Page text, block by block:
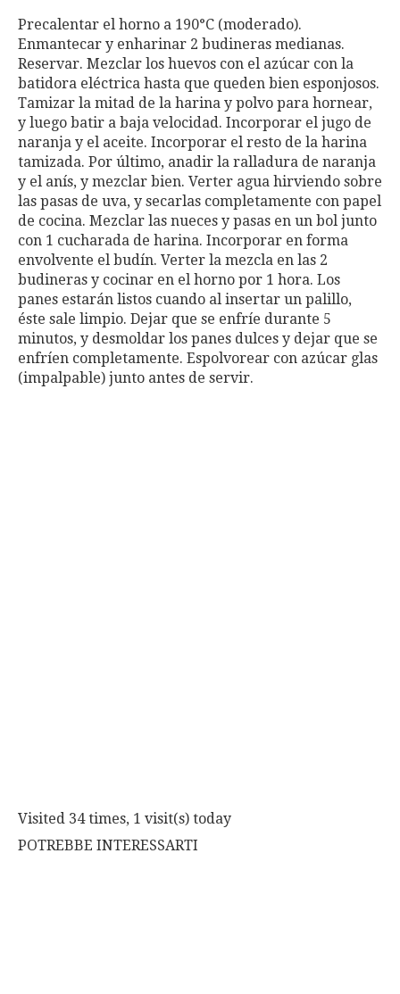
Precalentar el horno a 190°C (moderado).
Enmantecar y enharinar 2 budineras medianas.
Reservar. Mezclar los huevos con el azúcar con la
batidora eléctrica hasta que queden bien esponjosos.
Tamizar la mitad de la harina y polvo para hornear,
y luego batir a baja velocidad. Incorporar el jugo de
naranja y el aceite. Incorporar el resto de la harina
tamizada. Por último, anadir la ralladura de naranja
y el anís, y mezclar bien. Verter agua hirviendo sobre
las pasas de uva, y secarlas completamente con papel
de cocina. Mezclar las nueces y pasas en un bol junto
con 1 cucharada de harina. Incorporar en forma
envolvente el budín. Verter la mezcla en las 2
budineras y cocinar en el horno por 1 hora. Los
panes estarán listos cuando al insertar un palillo,
éste sale limpio. Dejar que se enfríe durante 5
minutos, y desmoldar los panes dulces y dejar que se
enfríen completamente. Espolvorear con azúcar glas
(impalpable) junto antes de servir.
Visited 34 times, 1 visit(s) today
POTREBBE INTERESSARTI